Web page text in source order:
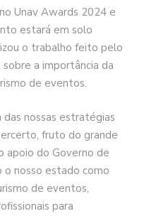
Unav Awards 2024 e
estará em solo
o trabalho feito pelo
a importância da
de eventos.
nossas estratégias
fruto do grande
apoio do Governo de
o nosso estado como
de eventos,
para